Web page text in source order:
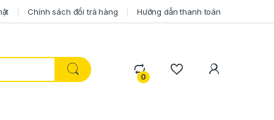
Chính sách đổi trả hàng Hướng dẫn thanh toán
0